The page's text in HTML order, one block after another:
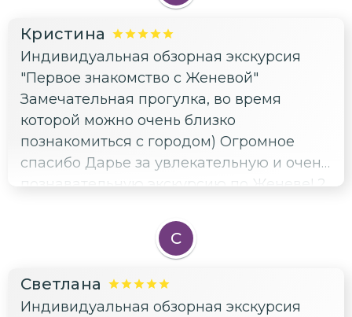
Кристина
Индивидуальная обзорная экскурсия
"Первое знакомство с Женевой"
Замечательная прогулка, во время
которой можно очень близко
познакомиться с городом) Огромное
спасибо Дарье за увлекательную и очень
познавательную экскурсию по Женеве! 2
посетили самые знаковые места города,
а также Дарья интересно рассказала об
С
Светлана
Индивидуальная обзорная экскурсия